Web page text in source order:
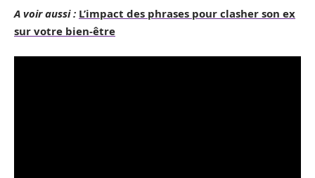
A voir aussi : L’impact des phrases pour clasher son ex
sur votre bien-être